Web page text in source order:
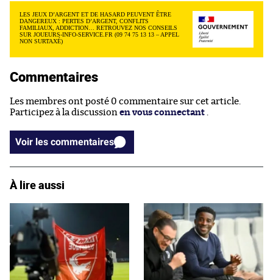
LES JEUX D’ARGENT ET DE HASARD PEUVENT ÊTRE
DANGEREUX : PERTES D’ARGENT, CONFLITS
FAMILIAUX, ADDICTION… RETROUVEZ NOS CONSEILS
SUR JOUEURS-INFO-SERVICE.FR (09 74 75 13 13 – APPEL
NON SURTAXÉ)
Commentaires
Les membres ont posté 0 commentaire sur cet article.
Participez à la discussion en vous connectant
Voir les commentaires
À lire aussi